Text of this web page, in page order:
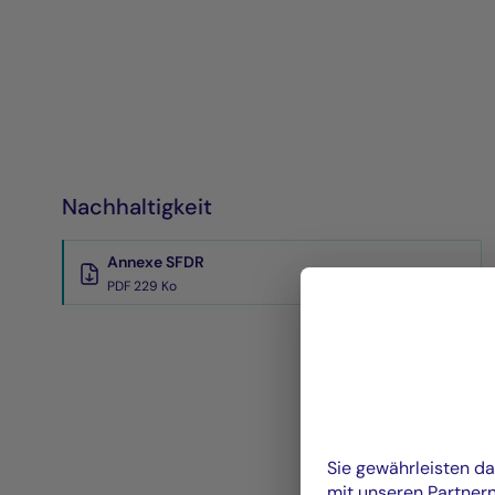
Nachhaltigkeit
Annexe SFDR
PDF 229 Ko
Sie gewährleisten